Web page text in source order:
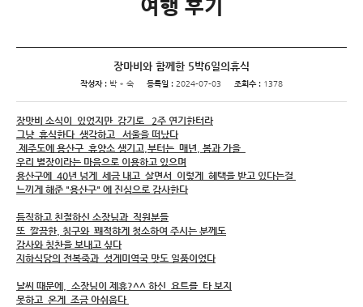
여행 후기
장마비와 함께한 5박6일의휴식
작성자 : 박 * 숙 등록일 : 2024-07-03 조회수 : 1378
장맛비 소식이 있었지만 감기로 2주 연기한터라
그냥 휴식한다 생각하고 서울을 떠났다
제주도에 용산구 휴양소 생기고.부터는 매년. 봄과 가을
우리 별장이라는 마음으로 이용하고 있으며
용산구에 40년 넘게 세금 내고 살면서 이렇게 혜택을 받고 있다는걸
느끼게 해준 "용산구" 에 진심으로 감사한다
듬직하고 친절하신 소장님과 직원분들
또 깔끔한. 침구와 꽤적햐게 청소하여 주시는 분께도
감사와 칭찬을 보내고 싶다
지하식당의 전복죽과 성게미역국 맛도 일품이었다
날씨 때문에. 소장님이 제휴?^^ 하신 요트를 타 보지
못하고 온게 조금 아쉬웁다